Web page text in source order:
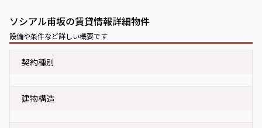
ソシアル甫坂の賃貸情報詳細物件
設備や条件など詳しい概要です
契約種別
建物構造